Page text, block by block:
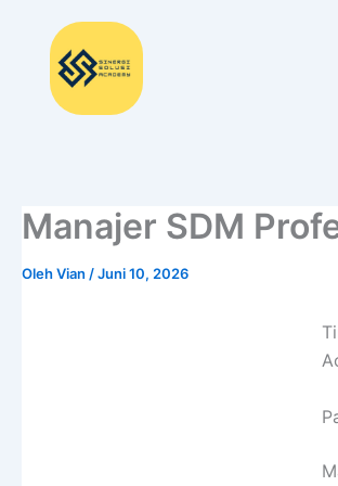
Manajer SDM
OlehVian /Juni 10, 2026